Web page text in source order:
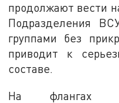
продолжают вести
Подразделения
группами без
приводит к
составе.
На флангах